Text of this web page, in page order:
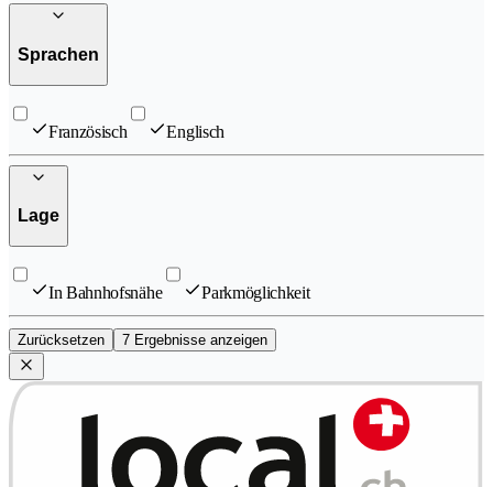
Sprachen
Französisch Englisch
Lage
In Bahnhofsnähe Parkmöglichkeit
Zurücksetzen 7 Ergebnisse anzeigen